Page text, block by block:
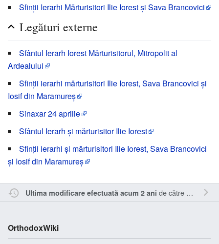
Sfinții Ierarhi Mărturisitori Ilie Iorest și Sava Brancovici
Legături externe
Sfântul Ierarh Iorest Mărturisitorul, Mitropolit al
Ardealului
Sfinții ierarhi mărturisitori Ilie Iorest, Sava Brancovici și
Iosif din Maramureș
Sinaxar 24 aprilie
Sfântul Ierarh și mărturisitor Ilie Iorest
Sfinții ierarhi și mărturisitori Ilie Iorest, Sava Brancovici
și Iosif din Maramureș
Ultima modificare efectuată acum 2 ani de către RappY.
OrthodoxWiki